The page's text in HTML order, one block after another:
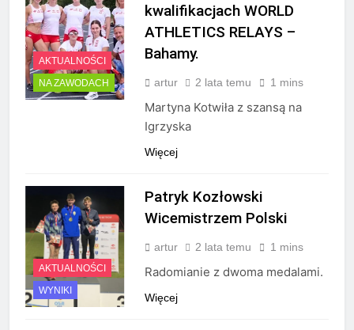
AKTUALNOŚCI
NA ZAWODACH
kwalifikacjach WORLD
ATHLETICS RELAYS –
Bahamy.
artur 2 lata temu 1 mins
Martyna Kotwiła z szansą na
Igrzyska
Więcej
AKTUALNOŚCI
WYNIKI
Patryk Kozłowski
Wicemistrzem Polski
artur 2 lata temu 1 mins
Radomianie z dwoma medalami.
Więcej